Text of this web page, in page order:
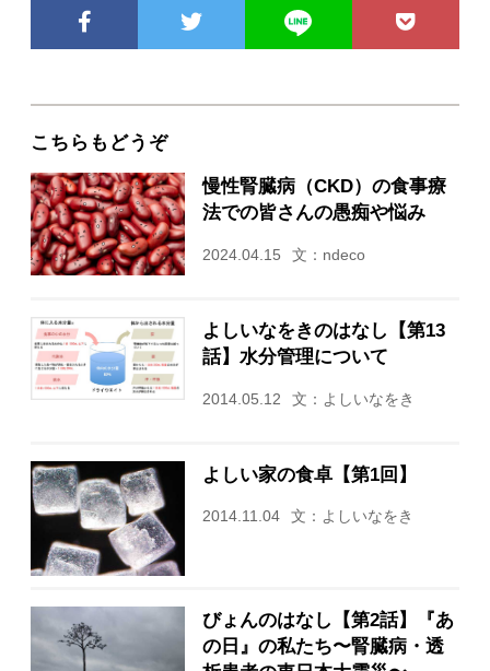
こちらもどうぞ
慢性腎臓病（CKD）の食事療
法での皆さんの愚痴や悩み
2024.04.15 文：ndeco
よしいなをきのはなし【第13
話】水分管理について
2014.05.12 文：よしいなをき
よしい家の食卓【第1回】
2014.11.04 文：よしいなをき
びょんのはなし【第2話】『あ
の日』の私たち〜腎臓病・透